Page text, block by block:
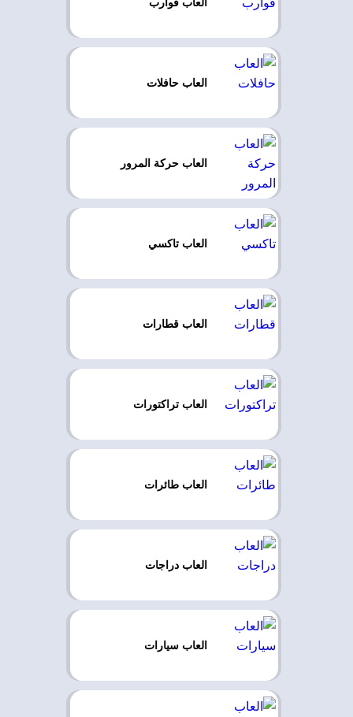
العاب حافلات
العاب حركة المرور
العاب تاكسي
العاب قطارات
العاب تراكتورات
العاب طائرات
العاب دراجات
العاب سيارات